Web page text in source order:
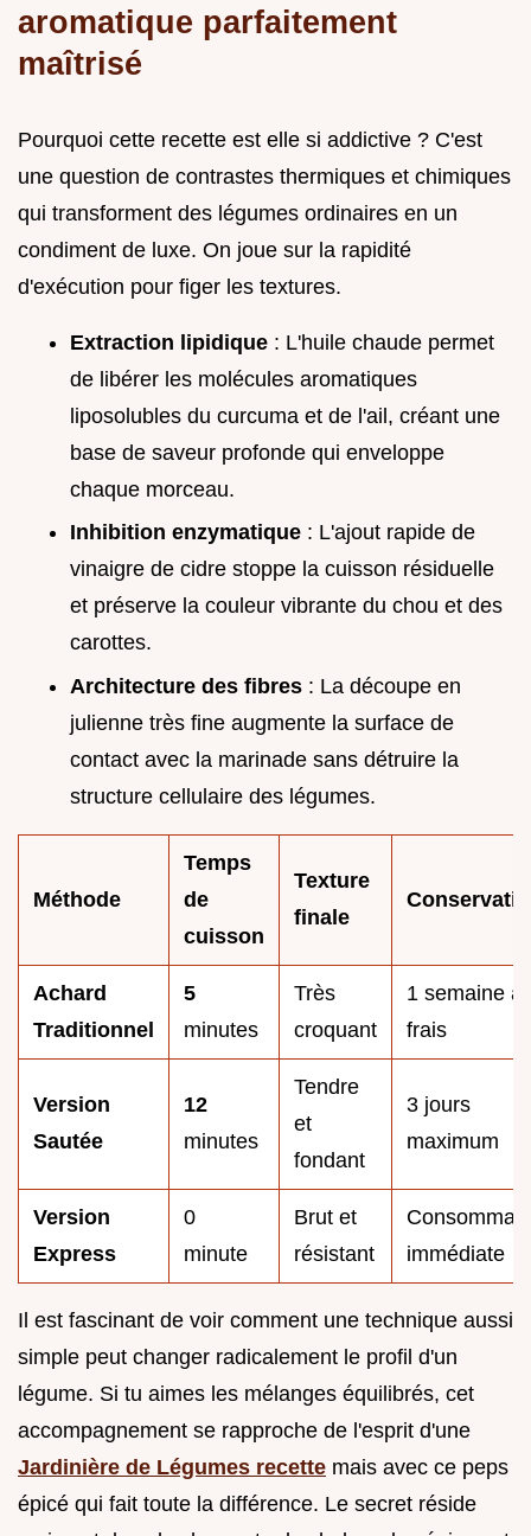
aromatique parfaitement
maîtrisé
Pourquoi cette recette est elle si addictive ? C'est
une question de contrastes thermiques et chimiques
qui transforment des légumes ordinaires en un
condiment de luxe. On joue sur la rapidité
d'exécution pour figer les textures.
Extraction lipidique : L'huile chaude permet
de libérer les molécules aromatiques
liposolubles du curcuma et de l'ail, créant une
base de saveur profonde qui enveloppe
chaque morceau.
Inhibition enzymatique : L'ajout rapide de
vinaigre de cidre stoppe la cuisson résiduelle
et préserve la couleur vibrante du chou et des
carottes.
Architecture des fibres : La découpe en
julienne très fine augmente la surface de
contact avec la marinade sans détruire la
structure cellulaire des légumes.
Méthode
Temps
de
cuisson
Texture
finale
Achard
Traditionnel
5
minutes
Très
croquant
1 semaine
frais
Version
Sautée
12
minutes
Tendre
et
fondant
3 jours
maximum
Version
Express
0
minute
Brut et
résistant
immédiate
Il est fascinant de voir comment une technique aussi
simple peut changer radicalement le profil d'un
légume. Si tu aimes les mélanges équilibrés, cet
accompagnement se rapproche de l'esprit d'une
Jardinière de Légumes recette mais avec ce peps
épicé qui fait toute la différence. Le secret réside